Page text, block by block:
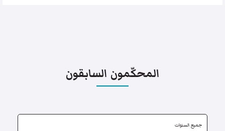
المحكّمون السابقون